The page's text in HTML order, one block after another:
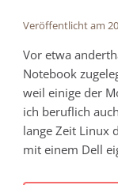
Veröffentlicht am
Vor etwa
Notebook
weil einige der
ich beruflich
lange Zeit Linux
mit einem Dell